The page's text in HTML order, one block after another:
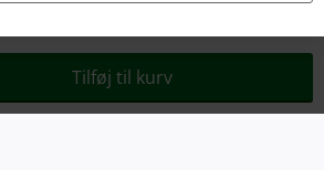
Tilføj til kurv